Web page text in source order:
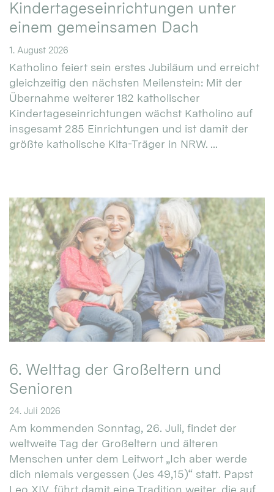
Kindertageseinrichtungen unter
einem gemeinsamen Dach
1. August 2026
Katholino feiert sein erstes Jubiläum und erreicht
gleichzeitig den nächsten Meilenstein: Mit der
Übernahme weiterer 182 katholischer
Kindertageseinrichtungen wächst Katholino auf
insgesamt 285 Einrichtungen und ist damit der
größte katholische Kita-Träger in NRW. ...
6. Welttag der Großeltern und
Senioren
24. Juli 2026
Am kommenden Sonntag, 26. Juli, findet der
weltweite Tag der Großeltern und älteren
Menschen unter dem Leitwort „Ich aber werde
dich niemals vergessen (Jes 49,15)“ statt. Papst